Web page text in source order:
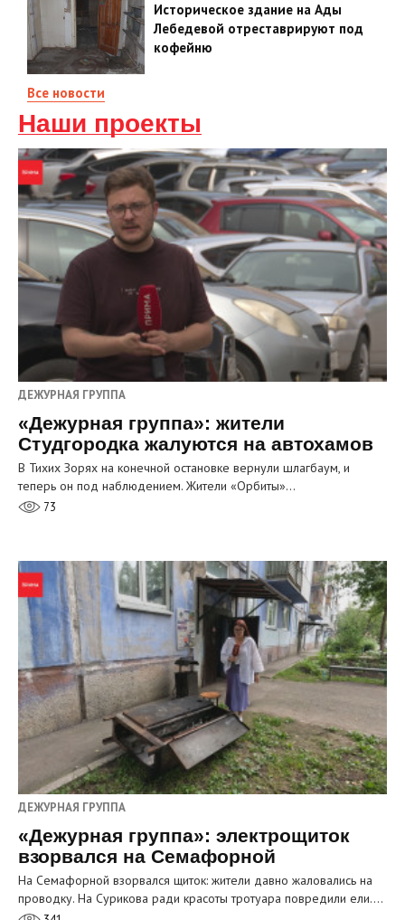
Историческое здание на Ады
Лебедевой отреставрируют под
кофейню
Все новости
Наши проекты
ДЕЖУРНАЯ ГРУППА
«Дежурная группа»: жители
Студгородка жалуются на автохамов
В Тихих Зорях на конечной остановке вернули шлагбаум, и
теперь он под наблюдением. Жители «Орбиты»…
73
ДЕЖУРНАЯ ГРУППА
«Дежурная группа»: электрощиток
взорвался на Семафорной
На Семафорной взорвался щиток: жители давно жаловались на
проводку. На Сурикова ради красоты тротуара повредили ели.…